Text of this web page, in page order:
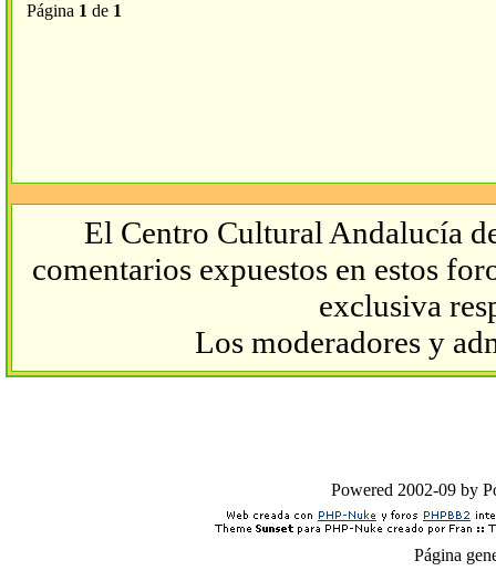
Página 1 de 1
El Centro Cultural Andalucía
comentarios expuestos en estos
exclusiva
Los moderadores y
Powered 2002-09 by
Página